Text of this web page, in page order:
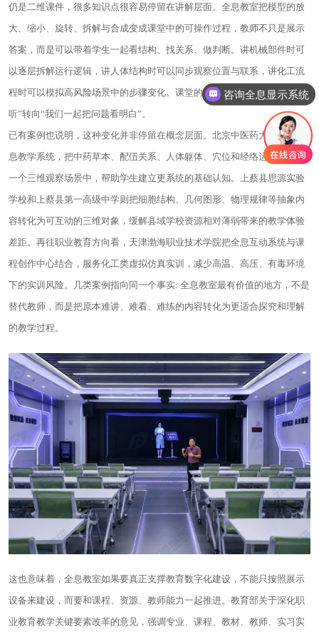
仍是二维课件，很多知识点很容易停留在讲解层面。全息教室把模型的放
大、缩小、旋转、拆解与合成变成课堂中的可操作过程，教师不只是展示
答案，而是可以带着学生一起看结构、找关系、做判断。讲机械部件时可
以逐层拆解运行逻辑，讲人体结构时可以同步观察位置与联系，讲化工流
程时可以模拟高风险场景中的步骤变化。课堂的重点因此从“我讲给你
听”转向“我们一起把问题看明白”。
已有案例也说明，这种变化并非停留在概念层面。北京中医药大学借助全
息教学系统，把中药草本、配伍关系、人体躯体、穴位和经络运行放到同
一个三维观察场景中，帮助学生建立更系统的基础认知。上蔡县思源实验
学校和上蔡县第一高级中学则把细胞结构、几何图形、物理规律等抽象内
容转化为可互动的三维对象，缓解县域学校资源相对薄弱带来的教学体验
差距。再往职业教育方向看，天津渤海职业技术学院把全息互动系统与课
程创作中心结合，服务化工类虚拟仿真实训，减少高温、高压、有毒环境
下的实训风险。几类案例指向同一个事实: 全息教室最有价值的地方，不是
替代教师，而是把原本难讲、难看、难练的内容转化为更适合探究和理解
的教学过程。
这也意味着，全息教室如果要真正支撑教育数字化建设，不能只按照展示
设备来建设，而要和课程、资源、教师能力一起推进。教育部关于深化职
业教育教学关键要素改革的意见，强调专业、课程、教材、教师、实习实
咨询全息显示系统